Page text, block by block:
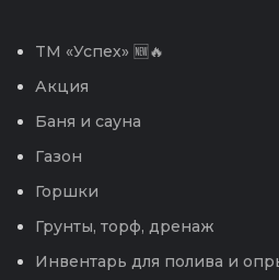
TM «Успех» 🆕🔥
Акция
Баня и сауна
Газон
Горшки
Грунты, торф, дренаж
Инвентарь для полива и